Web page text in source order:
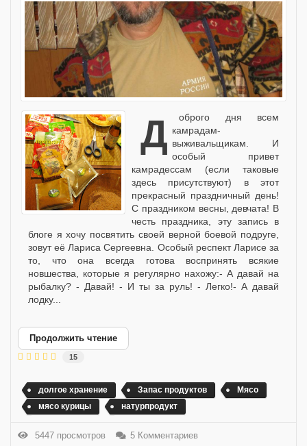
Доброго дня всем камрадам-
выживальщикам. И
особый привет
камрадессам (если таковые
здесь присутствуют) в этот
прекрасный праздничный день!
С праздником весны, девчата! В
честь праздника, эту запись в
блоге я хочу посвятить своей верной боевой подруге,
зовут её Лариса Сергеевна. Особый респект Ларисе за
то, что она всегда готова воспринять всякие
новшества, которые я регулярно нахожу:- А давай на
рыбалку? - Давай! - И ты за руль! - Легко!- А давай
лодку...
Продолжить чтение
15
долгое хранение Запас продуктов
Мясо
мясо курицы
натурпродукт
5447 просмотров 5 Комментариев